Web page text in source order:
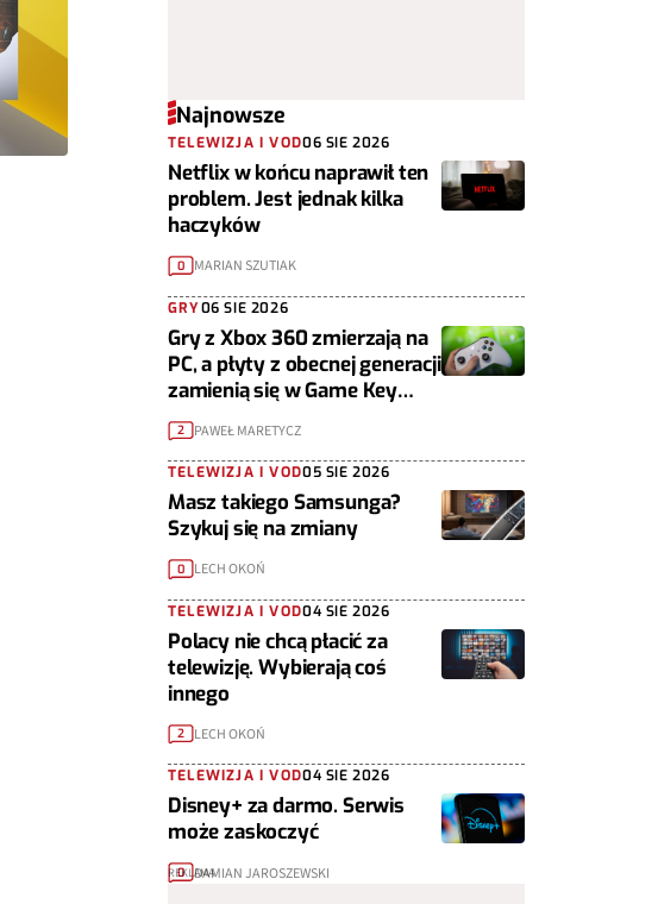
Najnowsze
TELEWIZJA I VOD06 SIE 2026
Netflix w końcu naprawił ten
problem. Jest jednak kilka
haczyków
0 MARIAN SZUTIAK
GRY06 SIE 2026
Gry z Xbox 360 zmierzają na
PC, a płyty z obecnej generacji
zamienią się w Game Key
Cardy
2 PAWEŁ MARETYCZ
TELEWIZJA I VOD05 SIE 2026
Masz takiego Samsunga?
Szykuj się na zmiany
0 LECH OKOŃ
TELEWIZJA I VOD04 SIE 2026
Polacy nie chcą płacić za
telewizję. Wybierają coś
innego
2 LECH OKOŃ
TELEWIZJA I VOD04 SIE 2026
Disney+ za darmo. Serwis
może zaskoczyć
0 DAMIAN JAROSZEWSKI